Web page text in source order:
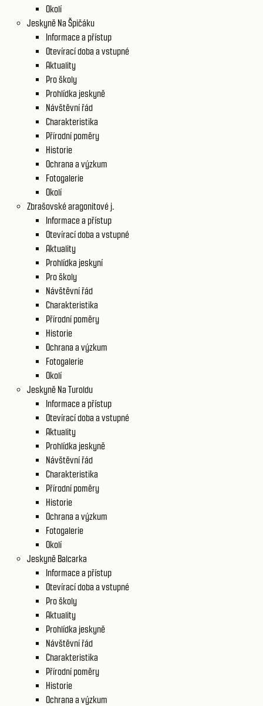
Okolí
Jeskyně Na Špičáku
Informace a přístup
Otevírací doba a vstupné
Aktuality
Pro školy
Prohlídka jeskyně
Návštěvní řád
Charakteristika
Přírodní poměry
Historie
Ochrana a výzkum
Fotogalerie
Okolí
Zbrašovské aragonitové j.
Informace a přístup
Otevírací doba a vstupné
Aktuality
Prohlídka jeskyní
Pro školy
Návštěvní řád
Charakteristika
Přírodní poměry
Historie
Ochrana a výzkum
Fotogalerie
Okolí
Jeskyně Na Turoldu
Informace a přístup
Otevírací doba a vstupné
Aktuality
Prohlídka jeskyně
Návštěvní řád
Charakteristika
Přírodní poměry
Historie
Ochrana a výzkum
Fotogalerie
Okolí
Jeskyně Balcarka
Informace a přístup
Otevírací doba a vstupné
Pro školy
Aktuality
Prohlídka jeskyně
Návštěvní řád
Charakteristika
Přírodní poměry
Historie
Ochrana a výzkum